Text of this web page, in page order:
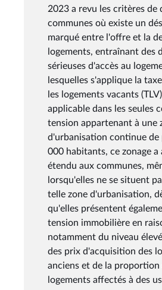
2023 a revu les critères de
communes où existe un
marqué entre l'offre et la
logements, entraînant des
sérieuses d'accès au
lesquelles s'applique la
les logements vacants
applicable dans les seules
tension appartenant à une
d'urbanisation continue de
000 habitants, ce zonage a
étendu aux communes,
lorsqu'elles ne se situent
telle zone d'urbanisation,
qu'elles présentent
tension immobilière en
notamment du niveau
des prix d'acquisition des
anciens et de la proportion
logements affectés à des